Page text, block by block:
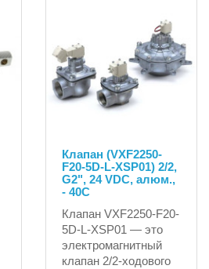
Клапан (VXF2250-
F20-5D-L-XSP01) 2/2,
G2", 24 VDC, алюм.,
- 40C
Клапан VXF2250-F20-
5D-L-XSP01 — это
электромагнитный
клапан 2/2-ходового